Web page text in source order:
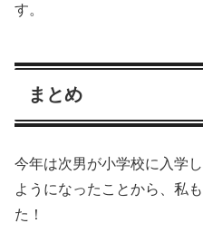
す。
まとめ
今年は次男が小学校に入学
ようになったことから、私
た！